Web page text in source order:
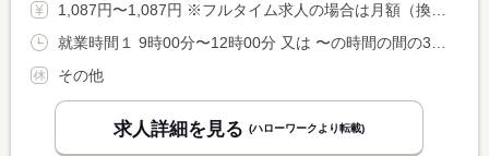
1,087円〜1,087円 ※フルタイム求人の場合は月額（換算額）、パート求人の場合は時間額を表示しています。
その他
求人詳細を見る (ハローワークより転載)